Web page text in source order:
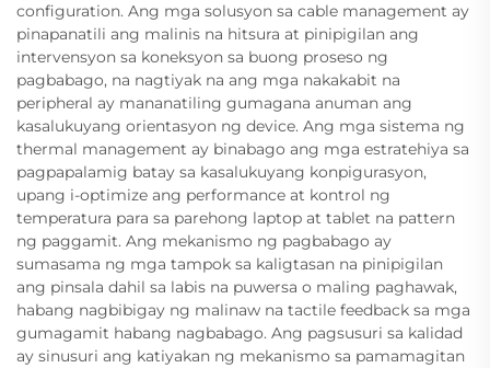
configuration. Ang mga solusyon sa cable management ay
pinapanatili ang malinis na hitsura at pinipigilan ang
intervensyon sa koneksyon sa buong proseso ng
pagbabago, na nagtiyak na ang mga nakakabit na
peripheral ay mananatiling gumagana anuman ang
kasalukuyang orientasyon ng device. Ang mga sistema ng
thermal management ay binabago ang mga estratehiya sa
pagpapalamig batay sa kasalukuyang konpigurasyon,
upang i-optimize ang performance at kontrol ng
temperatura para sa parehong laptop at tablet na pattern
ng paggamit. Ang mekanismo ng pagbabago ay
sumasama ng mga tampok sa kaligtasan na pinipigilan
ang pinsala dahil sa labis na puwersa o maling paghawak,
habang nagbibigay ng malinaw na tactile feedback sa mga
gumagamit habang nagbabago. Ang pagsusuri sa kalidad
ay sinusuri ang katiyakan ng mekanismo sa pamamagitan